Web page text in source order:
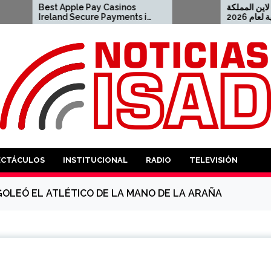
Pay Casinos
Secure Payments in
04-23 apple pay
أفضل كازينو اون لاين المملكة
2021-08-04 كازينو USDT
INSTITUCIONAL RADIO TELEVISIÓN
EL ATLÉTICO DE LA MANO DE LA ARAÑA